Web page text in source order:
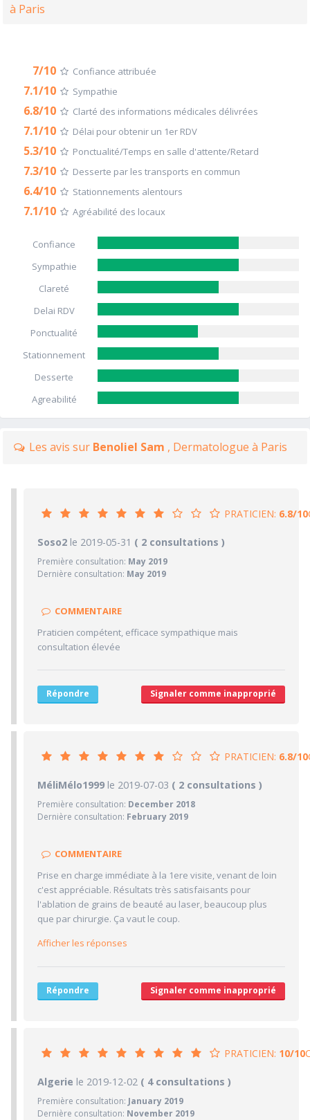
à Paris
7/10 Confiance attribuée
7.1/10 Sympathie
6.8/10 Clarté des informations médicales délivrées
7.1/10 Délai pour obtenir un 1er RDV
5.3/10 Ponctualité/Temps en salle d'attente/Retard
7.3/10 Desserte par les transports en commun
6.4/10 Stationnements alentours
7.1/10 Agréabilité des locaux
Confiance
Sympathie
Clareté
Delai RDV
Ponctualité
Stationnement
Desserte
Agreabilité
Les avis sur Benoliel Sam , Dermatologue à Paris
PRATICIEN: 6.8/10
PRATICIEN6.8/10
6/10 Confiance accordée
7/10 Clarté des informations médicales délivrées
6/10 Ponctualité/Temps en salle d'attente/Retard
6/10 Desserte par les transports en commun
Soso2 le 2019-05-31 ( 2 consultations )
Première consultation: May 2019
Dernière consultation: May 2019
COMMENTAIRE
Praticien compétent, efficace sympathique mais
consultation élevée
Répondre Signaler comme inapproprié
PRATICIEN: 6.8/10
PRATICIEN 6.8/10
8/10 Confiance accordée
6/10 Clarté des informations médicales délivrées
5/10 Ponctualité/Temps en salle d'attente/Retard
CABINET/LOCAUX6.7/10
MéliMélo1999 le 2019-07-03 ( 2 consultations )
Première consultation: December 2018
Dernière consultation: February 2019
COMMENTAIRE
Prise en charge immédiate à la 1ere visite, venant de loin
c'est appréciable. Résultats très satisfaisants pour
l'ablation de grains de beauté au laser, beaucoup plus
que par chirurgie. Ça vaut le coup.
Afficher les réponses
Répondre Signaler comme inapproprié
PRATICIEN: 10/10
PRATICIEN10/10
10/10 Confiance accordée
Algerie le 2019-12-02 ( 4 consultations )
Première consultation: January 2019
Dernière consultation: November 2019